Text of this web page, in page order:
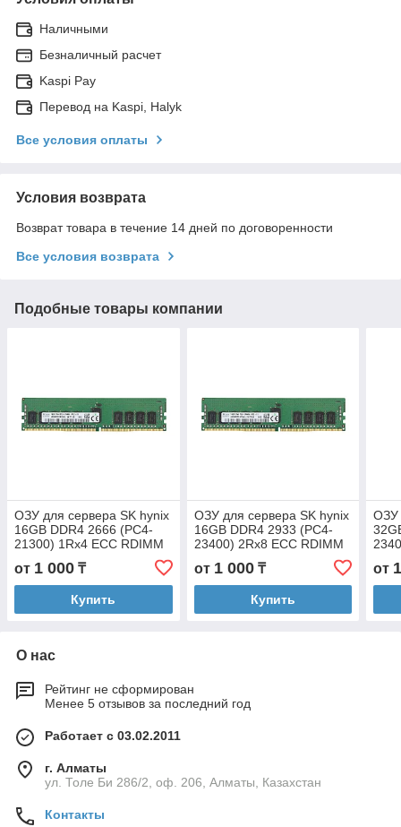
Наличными
Безналичный расчет
Kaspi Pay
Перевод на Kaspi, Halyk
Все условия оплаты
Условия возврата
Возврат товара в течение 14 дней по договоренности
Все условия возврата
Подобные товары компании
ОЗУ для сервера SK hynix
16GB DDR4 2666 (PC4-
21300) 1Rx4 ECC RDIMM
(HMA82GR7CJR4N-VK)
от 1 000 ₸
Купить
ОЗУ для сервера SK hynix
16GB DDR4 2933 (PC4-
23400) 2Rx8 ECC RDIMM
(HMA82GR7JJR8N-WM)
от 1 000₸
Купить
ОЗУ
от
О нас
Рейтинг не сформирован
Менее 5 отзывов за последний год
Работает с 03.02.2011
г. Алматы
ул. Толе Би 286/2, оф. 206, Алматы, Казахстан
Контакты